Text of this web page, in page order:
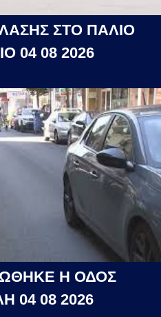
ΣΤΟ ΠΑΛΙΟ
04 08 2026
Η ΟΔΟΣ
04 08 2026